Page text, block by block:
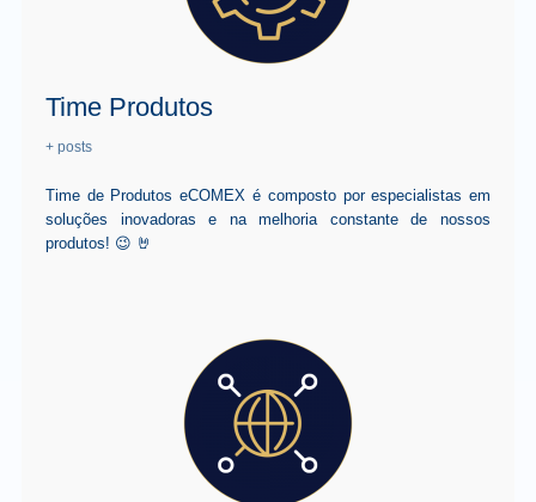
Time Produtos
+ posts
Time de Produtos eCOMEX é composto por especialistas em
soluções inovadoras e na melhoria constante de nossos
produtos! 😉 🤘